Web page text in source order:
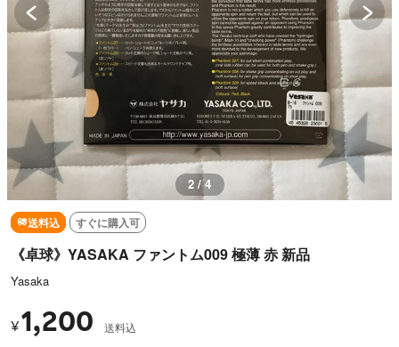
3 / 4
送料込 すぐに購入可
《卓球》YASAKA ファントム009 極薄 赤 新品
Yasaka
¥1,200 送料込